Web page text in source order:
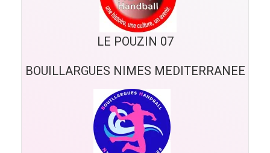
LE POUZIN 07
BOUILLARGUES NIMES MEDITERRANEE